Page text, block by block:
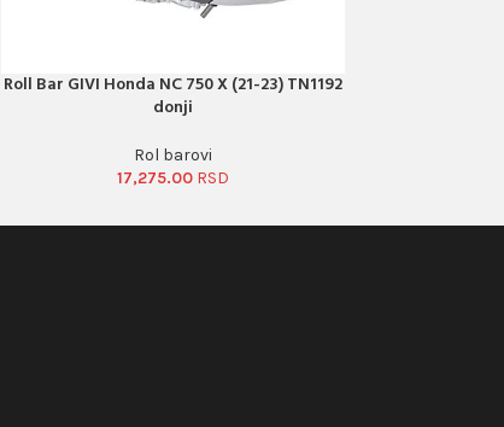
PORUČI ODMAH
Roll Bar GIVI Honda NC 750 X (21-23) TN1192
donji
Rol barovi
17,275.00